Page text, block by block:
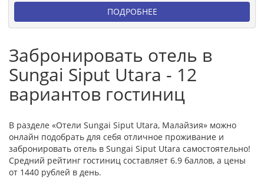
ПОДРОБНЕЕ
Забронировать отель в
Sungai Siput Utara - 12
вариантов гостиниц
В разделе «Отели Sungai Siput Utara, Малайзия» можно
онлайн подобрать для себя отличное проживание и
забронировать отель в Sungai Siput Utara самостоятельно!
Средний рейтинг гостиниц составляет 6.9 баллов, а цены
от 1440 рублей в день.